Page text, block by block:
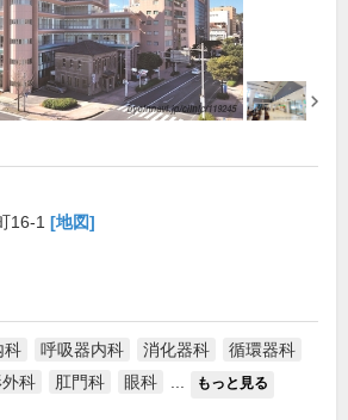
16-1 [地図]
科 呼吸器内科 消化器科
循環器科
科 肛門科 眼科 もっと見る